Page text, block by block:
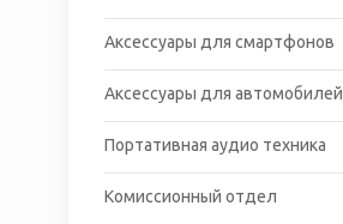
Аксессуары для смартфонов
Аксессуары для автомобилей
Портативная аудио техника
Комиссионный отдел